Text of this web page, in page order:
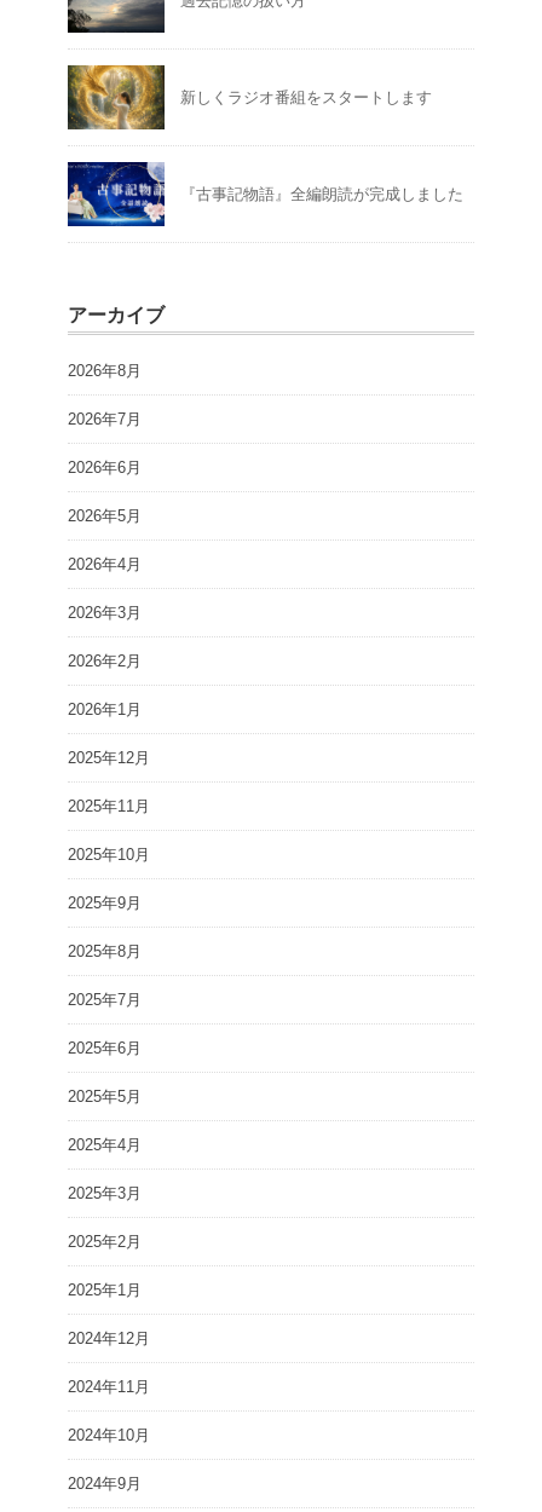
新しくラジオ番組をスタートします
『古事記物語』全編朗読が完成しました
アーカイブ
2026年8月
2026年7月
2026年6月
2026年5月
2026年4月
2026年3月
2026年2月
2026年1月
2025年12月
2025年11月
2025年10月
2025年9月
2025年8月
2025年7月
2025年6月
2025年5月
2025年4月
2025年3月
2025年2月
2025年1月
2024年12月
2024年11月
2024年10月
2024年9月